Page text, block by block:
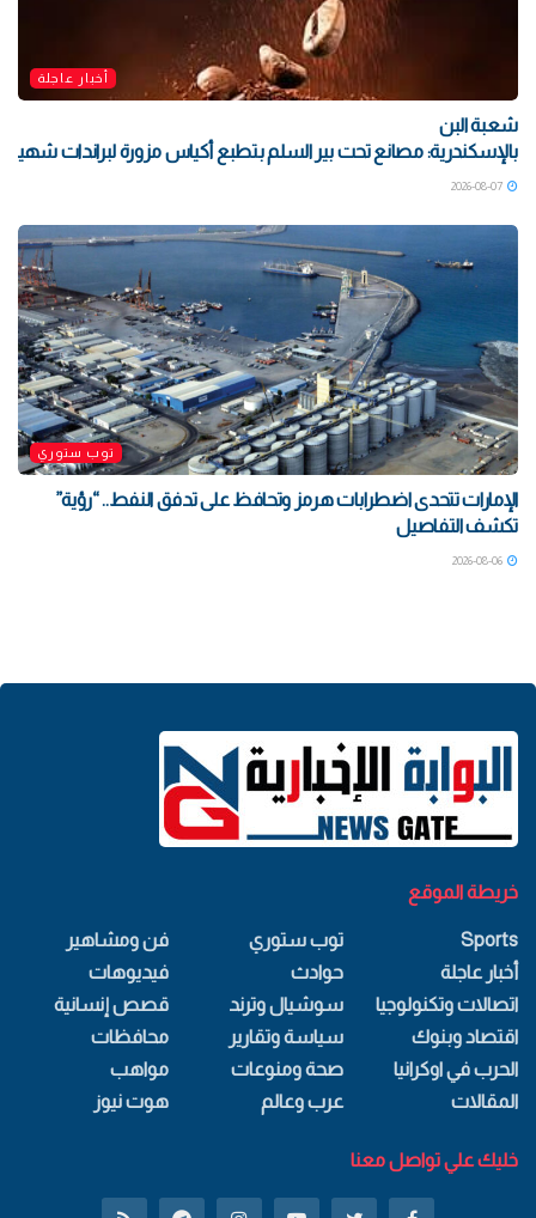
أخبار عاجلة
شعبة البن
بالإسكندرية: مصانع تحت بير السلم بتطبع أكياس مزورة لبراندات شهيرة
2026-08-07
توب ستوري
الإمارات تتحدى اضطرابات هرمز وتحافظ على تدفق النفط.. “رؤية”
تكشف التفاصيل
2026-08-06
خريطة الموقع
Sports
أخبار عاجلة
اتصالات وتكنولوجيا
اقتصاد وبنوك
الحرب في اوكرانيا
المقالات
توب ستوري
حوادث
سوشيال وترند
سياسة وتقارير
صحة ومنوعات
عرب وعالم
فن ومشاهير
فيديوهات
قصص إنسانية
محافظات
مواهب
هوت نيوز
خليك علي تواصل معنا